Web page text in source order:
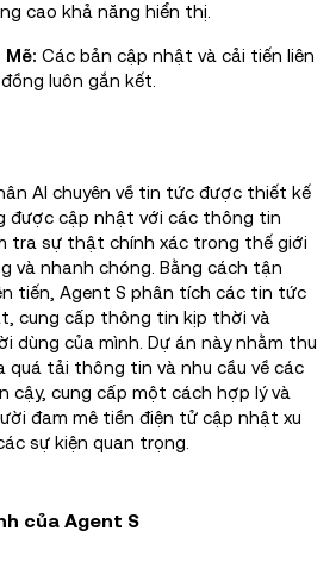
cao khả năng hiển thị.
Mẽ: Các bản cập nhật và cải tiến liên
luôn gắn kết.
AI chuyên về tin tức được thiết kế
được cập nhật với các thông tin
tra sự thật chính xác trong thế giới
và nhanh chóng. Bằng cách tận
tiến, Agent S phân tích các tin tức
cung cấp thông tin kịp thời và
dùng của mình. Dự án này nhằm thu
quá tải thông tin và nhu cầu về các
cậy, cung cấp một cách hợp lý và
đam mê tiền điện tử cập nhật xu
sự kiện quan trọng.
của Agent S